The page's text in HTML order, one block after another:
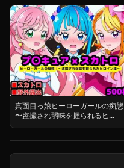
真面目っ娘ヒーローガールの痴態
〜盗撮され弱味を握られるヒ...